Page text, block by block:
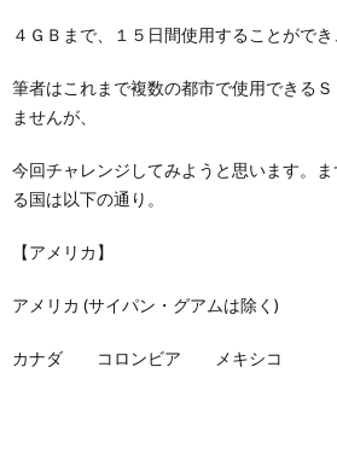
４ＧＢまで、１５日間使用することができ
筆者はこれまで複数の都市で使用できる
ませんが、
今回チャレンジしてみようと思います。
る国は以下の通り。
【アメリカ】
アメリカ (サイパン・グアムは除く)
カナダ コロンビア メキシコ